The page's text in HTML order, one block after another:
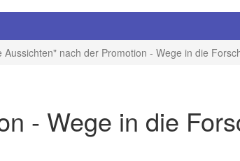
Aussichten" nach der Promotion - Wege in die
- Wege in die